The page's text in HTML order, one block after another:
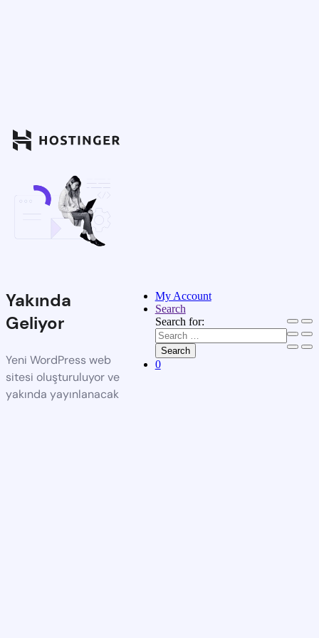
Yakında
Geliyor
Yeni WordPress web
sitesi oluşturuluyor ve
yakında yayınlanacak
My Account
Search
Search for:
Search
0